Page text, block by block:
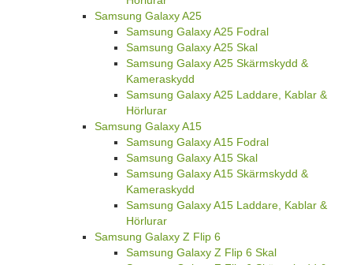
Samsung Galaxy A25
Samsung Galaxy A25 Fodral
Samsung Galaxy A25 Skal
Samsung Galaxy A25 Skärmskydd &
Kameraskydd
Samsung Galaxy A25 Laddare, Kablar &
Hörlurar
Samsung Galaxy A15
Samsung Galaxy A15 Fodral
Samsung Galaxy A15 Skal
Samsung Galaxy A15 Skärmskydd &
Kameraskydd
Samsung Galaxy A15 Laddare, Kablar &
Hörlurar
Samsung Galaxy Z Flip 6
Samsung Galaxy Z Flip 6 Skal